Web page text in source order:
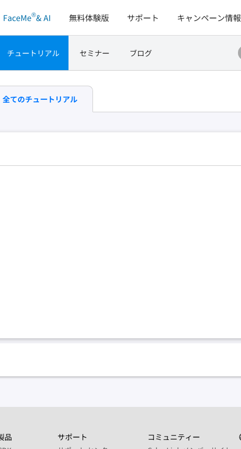
FaceMe®& AI 無料体験版 サポート キャンペーン情報
チュートリアル セミナー ブログ
全てのチュートリアル
品 サポート コミュニティー